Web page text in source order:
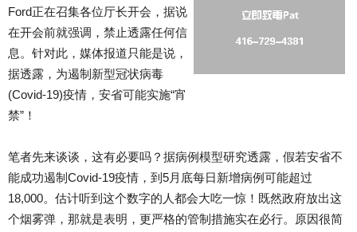
Ford正在召集各位厅长开会，据说
在开会前就强调，禁止透露任何信
息。针对此，媒体报道只能是说，
据透露，为遏制新型冠状病毒
(Covid-19)疫情，安省可能实施“宵
禁”！
笔者先来谈谈，这有必要吗？据病例模型研究透露，假若安省不
能成功遏制Covid-19疫情，到5月底每日新增病例可能超过
18,000。估计听到这个数字的人都会大吃一惊！既然政府放出这
个烟雾弹，那就是表明，更严格的管制措施实在必行。原因很简